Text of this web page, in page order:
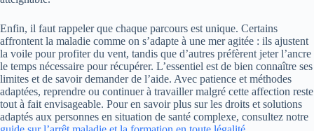
Enfin, il faut rappeler que chaque parcours est unique. Certains
affrontent la maladie comme on s’adapte à une mer agitée : ils ajustent
la voile pour profiter du vent, tandis que d’autres préfèrent jeter l’ancre
le temps nécessaire pour récupérer. L’essentiel est de bien connaître ses
limites et de savoir demander de l’aide. Avec patience et méthodes
adaptées, reprendre ou continuer à travailler malgré cette affection reste
tout à fait envisageable. Pour en savoir plus sur les droits et solutions
adaptés aux personnes en situation de santé complexe, consultez notre